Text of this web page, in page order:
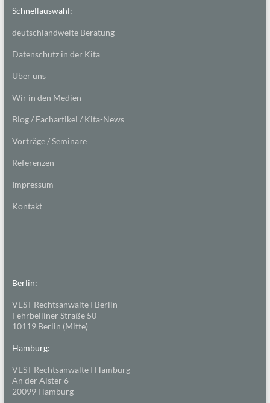
Schnellauswahl:
deutschlandweite Beratung
Datenschutz in der Kita
Über uns
Wir in den Medien
Blog / Fachartikel / Kita-News
Vorträge / Seminare
Referenzen
Impressum
Kontakt
Berlin:
VEST Rechtsanwälte I Berlin
Fehrbelliner Straße 50
10119 Berlin (Mitte)
Hamburg:
VEST Rechtsanwälte I Hamburg
An der Alster 6
20099 Hamburg